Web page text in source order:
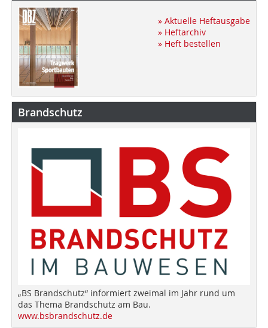
» Aktuelle Heftausgabe
» Heftarchiv
» Heft bestellen
Brandschutz
„BS Brandschutz“ informiert zweimal im Jahr rund um
das Thema Brandschutz am Bau.
www.bsbrandschutz.de